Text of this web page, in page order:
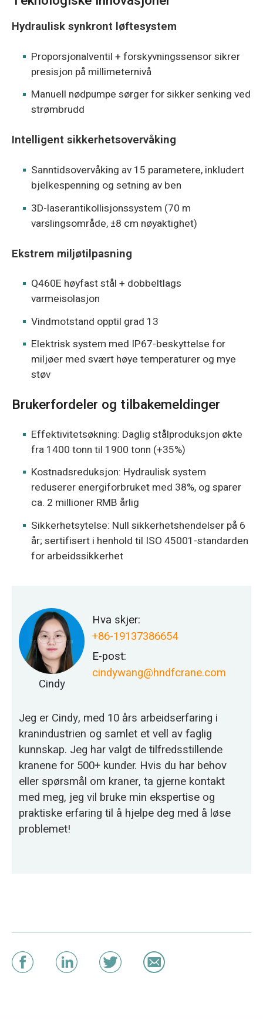
Hydraulisk synkront løftesystem
Proporsjonalventil + forskyvningssensor sikrer
presisjon på millimeternivå
Manuell nødpumpe sørger for sikker senking ved
strømbrudd
Intelligent sikkerhetsovervåking
Sanntidsovervåking av 15 parametere, inkludert
bjelkespenning og setning av ben
3D-laserantikollisjonssystem (70 m
varslingsområde, ±8 cm nøyaktighet)
Ekstrem miljøtilpasning
Q460E høyfast stål + dobbeltlags
varmeisolasjon
Vindmotstand opptil grad 13
Elektrisk system med IP67-beskyttelse for
miljøer med svært høye temperaturer og mye
støv
Brukerfordeler og tilbakemeldinger
Effektivitetsøkning: Daglig stålproduksjon økte
fra 1400 tonn til 1900 tonn (+35%)
Kostnadsreduksjon: Hydraulisk system
reduserer energiforbruket med 38%, og sparer
ca. 2 millioner RMB årlig
Sikkerhetsytelse: Null sikkerhetshendelser på 6
år; sertifisert i henhold til ISO 45001-standarden
for arbeidssikkerhet
Cindy
Hva skjer:
+86-19137386654
E-post:
cindywang@hndfcrane.com
Jeg er Cindy, med 10 års arbeidserfaring i
kranindustrien og samlet et vell av faglig
kunnskap. Jeg har valgt de tilfredsstillende
kranene for 500+ kunder. Hvis du har behov
eller spørsmål om kraner, ta gjerne kontakt
med meg, jeg vil bruke min ekspertise og
praktiske erfaring til å hjelpe deg med å løse
problemet!